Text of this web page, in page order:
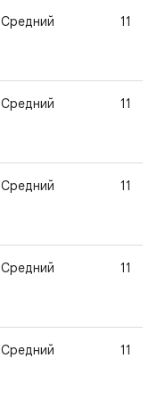
Средний 11
Средний 11
Средний 11
Средний 11
Средний 11